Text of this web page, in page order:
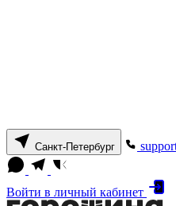
Санкт-Петербург
Войти в личный кабинет